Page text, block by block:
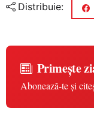
Distribuie:
Primește
Abonează-te și